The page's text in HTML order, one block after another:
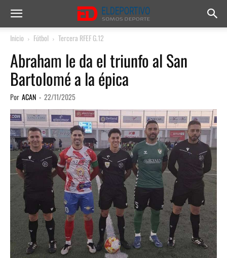
Inicio Fútbol Tercera RFEF G.12
Abraham le da el triunfo al San
Bartolomé a la épica
Por ACAN - 22/11/2025